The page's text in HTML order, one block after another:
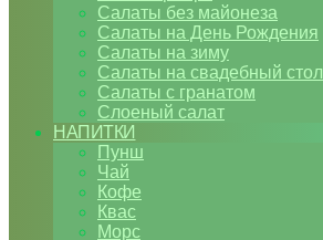
Салаты без майонеза
Салаты на День Рождения
Салаты на зиму
Салаты на свадебный стол
Салаты с гранатом
Слоеный салат
НАПИТКИ
Пунш
Чай
Кофе
Квас
Морс